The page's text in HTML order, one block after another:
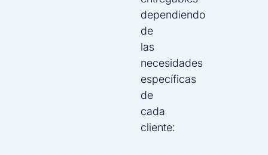
dependiendo
de
las
necesidades
específicas
de
cada
cliente: